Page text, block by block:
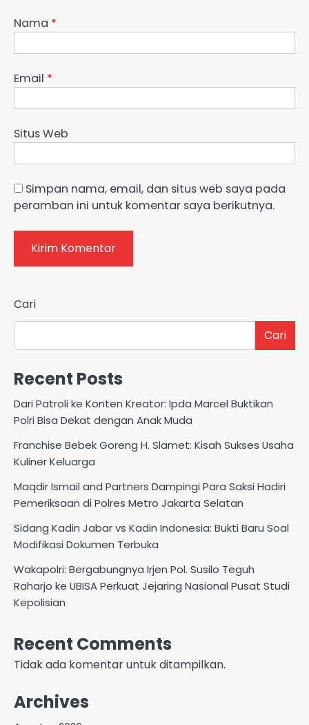
Nama *
Email *
Situs Web
Simpan nama, email, dan situs web saya pada
peramban ini untuk komentar saya berikutnya.
Cari
Cari
Recent Posts
Dari Patroli ke Konten Kreator: Ipda Marcel Buktikan
Polri Bisa Dekat dengan Anak Muda
Franchise Bebek Goreng H. Slamet: Kisah Sukses Usaha
Kuliner Keluarga
Maqdir Ismail and Partners Dampingi Para Saksi Hadiri
Pemeriksaan di Polres Metro Jakarta Selatan
Sidang Kadin Jabar vs Kadin Indonesia: Bukti Baru Soal
Modifikasi Dokumen Terbuka
Wakapolri: Bergabungnya Irjen Pol. Susilo Teguh
Raharjo ke UBISA Perkuat Jejaring Nasional Pusat Studi
Kepolisian
Recent Comments
Tidak ada komentar untuk ditampilkan.
Archives